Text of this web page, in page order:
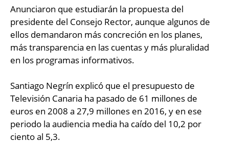
Anunciaron que estudiarán la propuesta del
presidente del Consejo Rector, aunque algunos de
ellos demandaron más concreción en los planes,
más transparencia en las cuentas y más pluralidad
en los programas informativos.
Santiago Negrín explicó que el presupuesto de
Televisión Canaria ha pasado de 61 millones de
euros en 2008 a 27,9 millones en 2016, y en ese
periodo la audiencia media ha caído del 10,2 por
ciento al 5,3.